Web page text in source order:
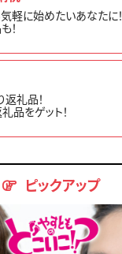
気軽に始めたいあなたに！
！
返礼品！
品をゲット！
ピックアップ